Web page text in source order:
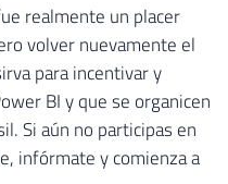
realmente un placer
volver nuevamente el
para incentivar y
BI y que se organicen
Si aún no participas en
infórmate y comienza a